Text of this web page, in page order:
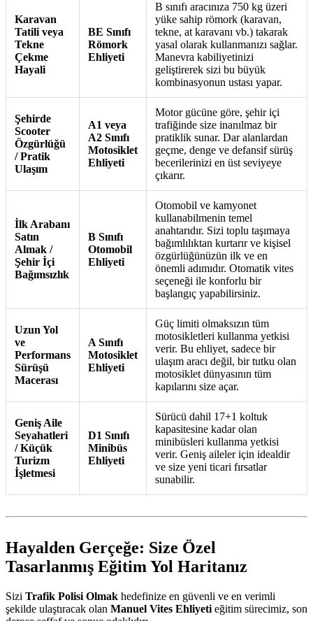
Karavan
Tatili veya
Tekne
Çekme
Hayali
BE Sınıfı
Römork
Ehliyeti
B sınıfı aracınıza 750 kg üzeri
yüke sahip römork (karavan,
tekne, at karavanı vb.) takarak
yasal olarak kullanmanızı sağlar.
Manevra kabiliyetinizi
geliştirerek sizi bu büyük
kombinasyonun ustası yapar.
Şehirde
Scooter
Özgürlüğü
/ Pratik
Ulaşım
A1 veya
A2 Sınıfı
Motosiklet
Ehliyeti
Motor gücüne göre, şehir içi
trafiğinde size inanılmaz bir
pratiklik sunar. Dar alanlardan
geçme, denge ve defansif sürüş
becerilerinizi en üst seviyeye
çıkarır.
İlk Arabanı
Satın
Almak /
Şehir İçi
Bağımsızlık
B Sınıfı
Otomobil
Ehliyeti
Otomobil ve kamyonet
kullanabilmenin temel
anahtarıdır. Sizi toplu taşımaya
bağımlılıktan kurtarır ve kişisel
özgürlüğünüzün ilk ve en
önemli adımıdır. Otomatik vites
seçeneği ile konforlu bir
başlangıç yapabilirsiniz.
Uzun Yol
ve
Performans
Sürüşü
Macerası
A Sınıfı
Motosiklet
Ehliyeti
Güç limiti olmaksızın tüm
motosikletleri kullanma yetkisi
verir. Bu ehliyet, sadece bir
ulaşım aracı değil, bir tutku olan
motosiklet dünyasının tüm
kapılarını size açar.
Geniş Aile
Seyahatleri
/ Küçük
Turizm
İşletmesi
D1 Sınıfı
Minibüs
Ehliyeti
Sürücü dahil 17+1 koltuk
kapasitesine kadar olan
minibüsleri kullanma yetkisi
verir. Geniş aileler için idealdir
ve size yeni ticari fırsatlar
sunabilir.
Hayalden Gerçeğe: Size Özel
Tasarlanmış Eğitim Yol Haritanız
Sizi Trafik Polisi Olmak hedefinize en güvenli ve en verimli
şekilde ulaştıracak olan Manuel Vites Ehliyeti eğitim sürecimiz, son